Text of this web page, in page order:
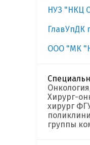
НУЗ "НКЦ
ГлавУпДК
ООО "МК
Хирург-
хирург
группы